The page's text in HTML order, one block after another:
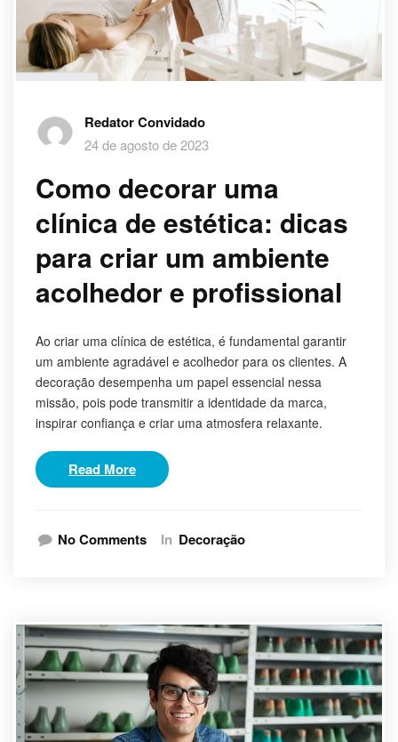
Redator Convidado
24 de agosto de 2023
Como decorar uma
clínica de estética: dicas
para criar um ambiente
acolhedor e profissional
Ao criar uma clínica de estética, é fundamental garantir
um ambiente agradável e acolhedor para os clientes. A
decoração desempenha um papel essencial nessa
missão, pois pode transmitir a identidade da marca,
inspirar confiança e criar uma atmosfera relaxante.
Read More
No Comments In Decoração